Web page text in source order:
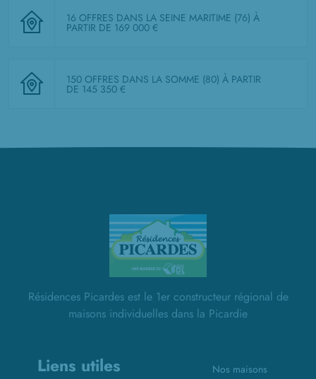
16 OFFRES DANS LA SEINE MARITIME (76) À
PARTIR DE 169 000 €
150 OFFRES DANS LA SOMME (80) À PARTIR
DE 145 350 €
Résidences Picardes est le 1er constructeur régional de
maisons individuelles dans la Picardie
Liens utiles
Nos maisons